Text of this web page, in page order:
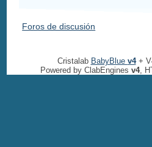
Foros de discusión
Cristalab BabyBlue v4+
Powered by ClabEngines v4,